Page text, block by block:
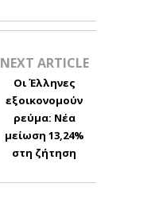
NEXT ARTICLE
Οι Έλληνες
εξοικονομούν
ρεύμα: Νέα
μείωση 13,24%
στη ζήτηση